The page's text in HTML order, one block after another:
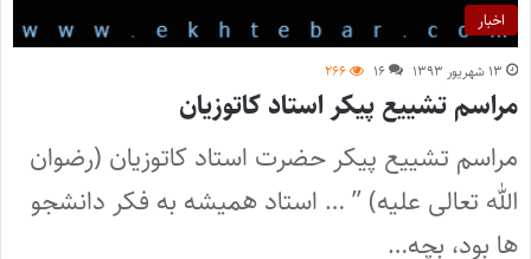
اخبار
۱۳ شهریور ۱۳۹۳ ۱۶ ۲۶۶
مراسم تشییع پیکر استاد کاتوزیان
مراسم تشییع پیکر حضرت استاد کاتوزیان (رضوان
الله تعالی علیه) ” … استاد همیشه به فکر دانشجو
ها بود، بچه…